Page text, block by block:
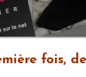
fois,